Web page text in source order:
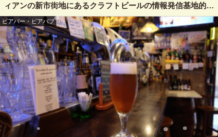
ィアンの新市街地にあるクラフトビールの情報発信基地的タ
ップルーム@San Sebastian, Spain
ビアバー・ビアパブ